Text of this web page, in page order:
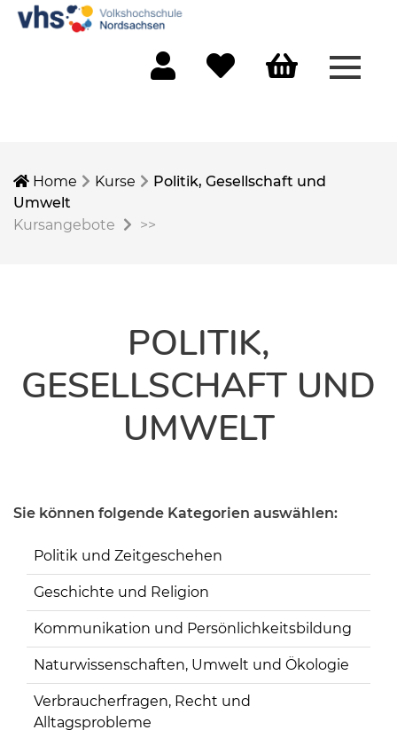
Home Kurse
Politik, Gesellschaft und
Umwelt
Kursangebote
>>
POLITIK,
GESELLSCHAFT UND
UMWELT
Sie können folgende Kategorien auswählen:
Politik und Zeitgeschehen
Geschichte und Religion
Kommunikation und Persönlichkeitsbildung
Naturwissenschaften, Umwelt und Ökologie
Verbraucherfragen, Recht und
Alltagsprobleme